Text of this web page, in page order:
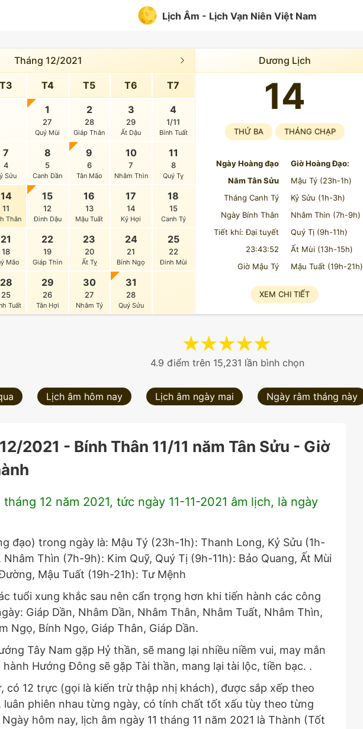
Lịch Âm - Lịch Vạn Niên Việt Nam
Tháng 12/2021
T3 T4 T5 T6 T7
1
27
Quý Mùi
2
28
Giáp Thân
3
29
Ất Dậu
4
1/11
Bính Tuất
7
4
Sửu
8
5
Canh Dần
9
6
Tân Mão
10
7
Nhâm Thìn
11
8
Quý Tỵ
14
11
Thân
15
12
Đinh Dậu
16
13
Mậu Tuất
17
14
Kỷ Hợi
18
15
Canh Tý
21
18
Mão
22
19
Giáp Thìn
23
20
Ất Tỵ
24
21
Bính Ngọ
25
22
Đinh Mùi
28
25
Tuất
29
26
Tân Hợi
30
27
Nhâm Tý
31
28
Quý Sửu
Dương Lịch
14
THỨ BA THÁNG CHẠP
Ngày Hoàng đạo
Năm Tân Sửu
Tháng Canh Tý
Ngày Bính Thân
Tiết khí: Đại tuyết
23:43:52
Giờ Mậu Tý
Giờ Hoàng Đạo:
Mậu Tý (23h-1h)
Kỷ Sửu (1h-3h)
Nhâm Thìn (7h-9h)
Quý Tị (9h-11h)
Ất Mùi (13h-15h)
Mậu Tuất (19h-21h)
XEM CHI TIẾT
★
★
★
★
★
4.9 điểm trên 15,231 lần bình chọn
Lịch âm hôm nay Lịch âm ngày mai Ngày rằm tháng này
2021 - Bính Thân 11/11 năm Tân Sửu - Giờ
12 năm 2021, tức ngày 11-11-2021 âm lịch, là ngày
đạo) trong ngày là: Mậu Tý (23h-1h): Thanh Long, Kỷ Sửu (1h-
Thìn (7h-9h): Kim Quỹ, Quý Tị (9h-11h): Bảo Quang, Ất Mùi
Mậu Tuất (19h-21h): Tư Mệnh
tuổi xung khắc sau nên cẩn trọng hơn khi tiến hành các công
Giáp Dần, Nhâm Dần, Nhâm Thân, Nhâm Tuất, Nhâm Thìn,
Ngọ, Bính Ngọ, Giáp Thân, Giáp Dần.
Tây Nam gặp Hỷ thần, sẽ mang lại nhiều niềm vui, may mắn
Hướng Đông sẽ gặp Tài thần, mang lại tài lộc, tiền bạc. .
có 12 trực (gọi là kiến trừ thập nhị khách), được sắp xếp theo
phiên nhau từng ngày, có tính chất tốt xấu tùy theo từng
hôm nay, lịch âm ngày 11 tháng 11 năm 2021 là Thành (Tốt